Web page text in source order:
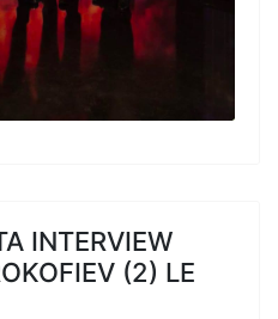
INTERVIEW
(2) LE